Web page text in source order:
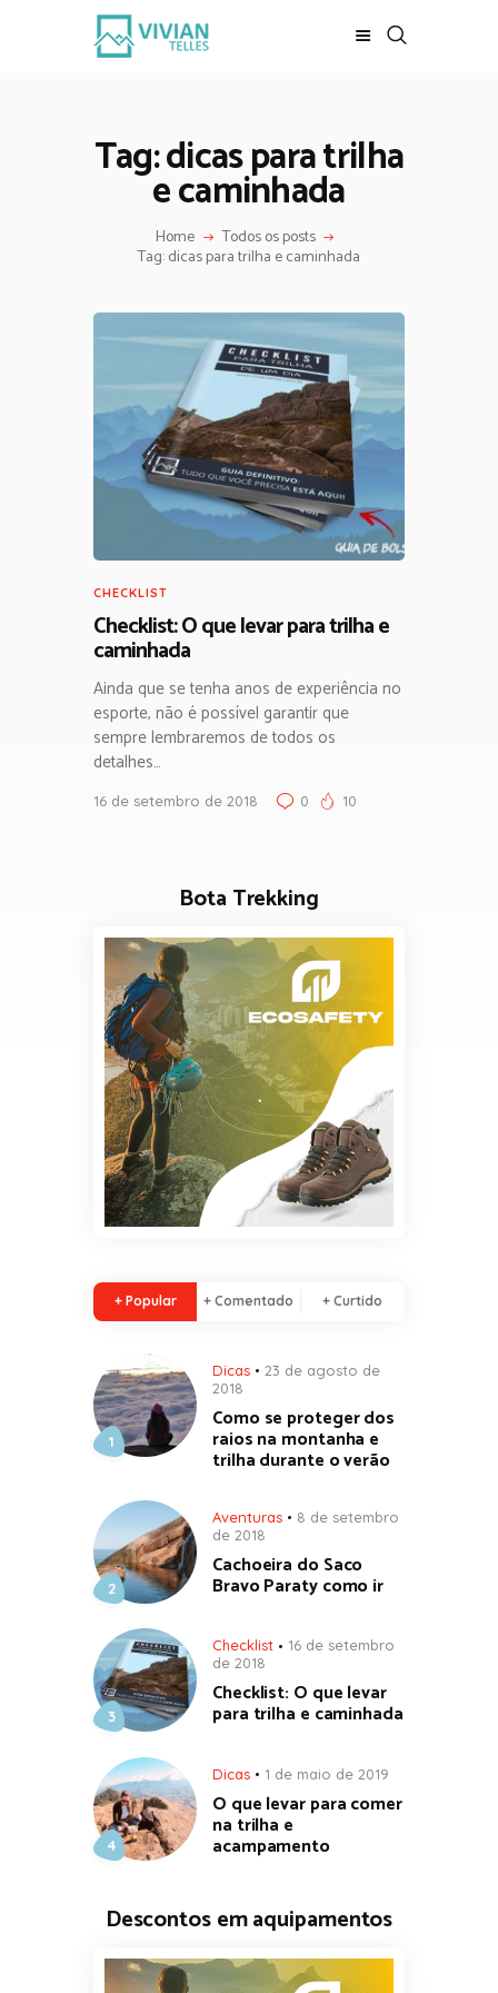
Tag: dicas para trilha
e caminhada
Home Todos os posts
Tag: dicas para trilha e caminhada
INÍCIO
LOJA
REVISTA
ESCALADA
MEUS VÍDEOS
CONTATO
MKT DIGITAL
SOBRE MIM
CHECKLIST
Checklist: O que levar para trilha e
caminhada
Ainda que se tenha anos de experiência no
esporte, não é possível garantir que
sempre lembraremos de todos os
detalhes…
16 de setembro de 2018 0 10
Bota Trekking
+ Popular + Comentado + Curtido
Dicas
23 de agosto de
2018
Como se proteger dos
raios na montanha e
trilha durante o verão
Aventuras
8 de setembro
de 2018
Cachoeira do Saco
Bravo Paraty como ir
Checklist
16 de setembro
de 2018
Checklist: O que levar
para trilha e caminhada
Dicas 1 de maio de 2019
O que levar para comer
na trilha e
acampamento
Descontos em aquipamentos